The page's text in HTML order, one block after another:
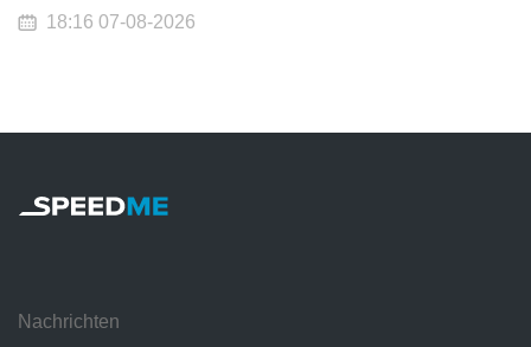
18:16 07-08-2026
Nachrichten